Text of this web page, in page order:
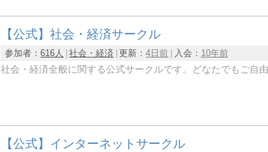
【公式】社会・経済サークル
参加者：616人 社会・経済 更新：4日前 入会： 10年前
社会・経済全般に関する公式サークルです。どなたでもご自由
【公式】インターネットサークル